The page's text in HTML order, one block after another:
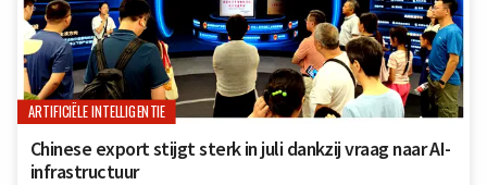
ARTIFICIËLE INTELLIGENTIE
Chinese export stijgt sterk in juli dankzij vraag naar AI-
infrastructuur